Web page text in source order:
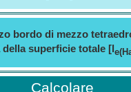
bordo di mezzo
della superficie totale [l